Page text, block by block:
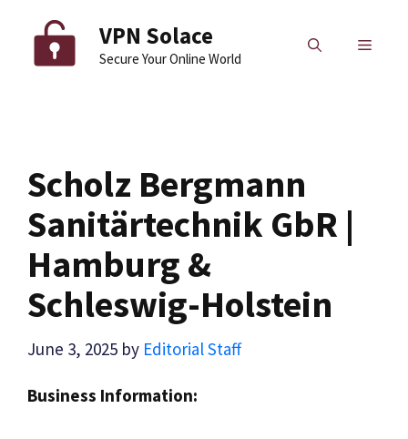
content
VPN Solace
Secure Your Online World
MENU
Scholz Bergmann
Sanitärtechnik GbR |
Hamburg &
Schleswig-Holstein
June 3, 2025 by Editorial Staff
Business Information: